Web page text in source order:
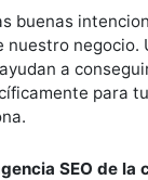
buenas
negocio.
a
para
SEO de la